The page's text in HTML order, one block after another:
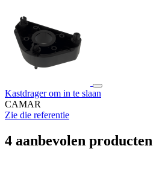
Kastdrager om in te slaan
CAMAR
Zie die referentie
4 aanbevolen producten